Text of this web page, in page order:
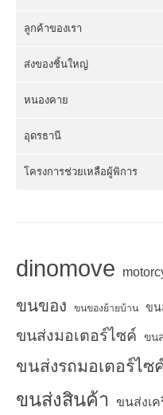
ลูกค้าของเรา
ส่งของชิ้นใหญ่
หนองคาย
อุดรธานี
โครงการช่วยเหลือผู้พิการ
dinomove
ขนของ ขนของย้ายบ้าน ขน
ขนส่งมอเตอร์ไซค์ ขน
ขนส่งรถมอเตอร์ไซ
ขนส่งสินค้า ขนส่งเ